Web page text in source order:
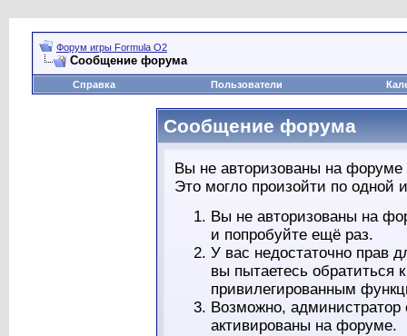
Форум игры Formula O2
Сообщение форума
Справка Пользователи
Сообщение форума
Вы не авторизованы на форуме
Это могло произойти по одной
Вы не авторизованы на
и попробуйте ещё раз.
У вас недостаточно прав
вы пытаетесь обратиться
привилегированным
Возможно,
активированы на форуме.